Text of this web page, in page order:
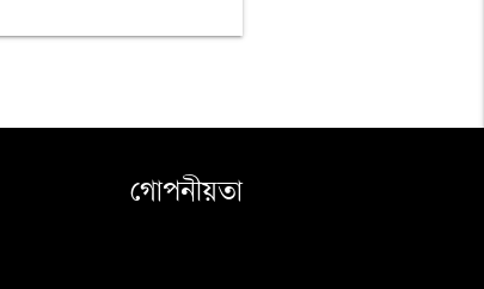
গোপনীয়তা